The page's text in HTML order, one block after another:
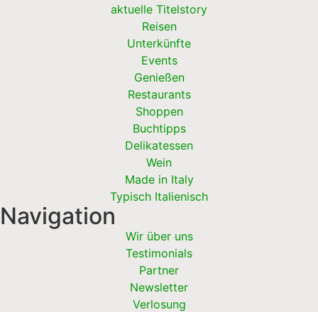
aktuelle Titelstory
Reisen
Unterkünfte
Events
Genießen
Restaurants
Shoppen
Buchtipps
Delikatessen
Wein
Made in Italy
Typisch Italienisch
Navigation
Wir über uns
Testimonials
Partner
Newsletter
Verlosung